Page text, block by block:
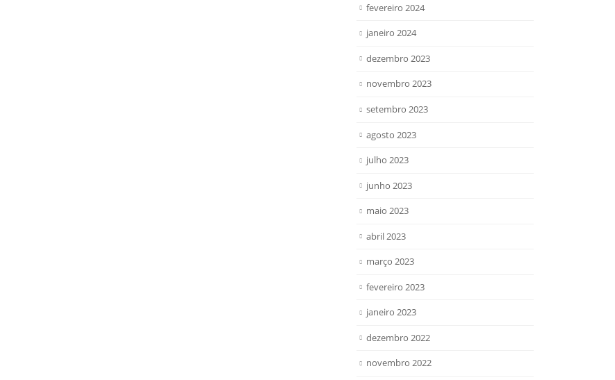
fevereiro 2024
janeiro 2024
dezembro 2023
novembro 2023
setembro 2023
agosto 2023
julho 2023
junho 2023
maio 2023
abril 2023
março 2023
fevereiro 2023
janeiro 2023
dezembro 2022
novembro 2022